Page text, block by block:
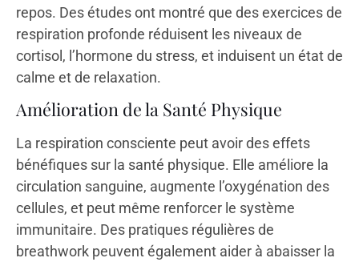
repos. Des études ont montré que des exercices de
respiration profonde réduisent les niveaux de
cortisol, l’hormone du stress, et induisent un état de
calme et de relaxation.
Amélioration de la Santé Physique
La respiration consciente peut avoir des effets
bénéfiques sur la santé physique. Elle améliore la
circulation sanguine, augmente l’oxygénation des
cellules, et peut même renforcer le système
immunitaire. Des pratiques régulières de
breathwork peuvent également aider à abaisser la